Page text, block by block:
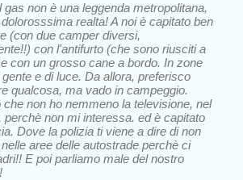
gas non è una leggenda metropolitana,
realta! A noi è capitato ben
(con due camper diversi,
con l'antifurto (che sono riusciti a
con un grosso cane a bordo. In zone
gente e di luce. Da allora, preferisco
qualcosa, ma vado in campeggio.
che non ho nemmeno la televisione, nel
perchè non mi interessa. ed è capitato
Dove la polizia ti viene a dire di non
aree delle autostrade perchè ci
E poi parliamo male del nostro